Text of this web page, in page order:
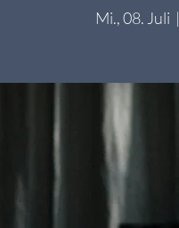
Mi., 08. Juli
  |